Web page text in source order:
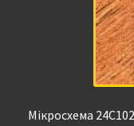
Мікросхема